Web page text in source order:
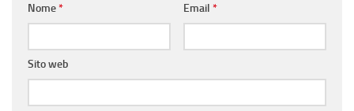
Nome* Email *
Sito web